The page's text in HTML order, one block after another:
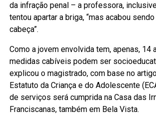
da infração penal – a professora,
tentou apartar a briga, “mas acabou
cabeça”.
Como a jovem envolvida tem, apenas, 14
medidas cabíveis podem ser
explicou o magistrado, com base no
Estatuto da Criança e do Adolescente
de serviços será cumprida na Casa das
Franciscanas, também em Bela Vista.